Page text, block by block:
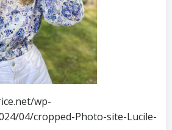
wp-
04/cropped-Photo-site-Lucile-